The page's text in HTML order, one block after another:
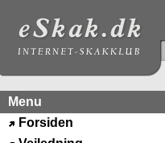
Menu
Forsiden